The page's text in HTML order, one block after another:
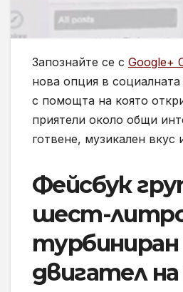
Запознайте се с Google+
нова опция в
с помощта на която
приятели около общи
готвене, музикален вкус
Фейсбук
шест-
турбиниран
двигател на